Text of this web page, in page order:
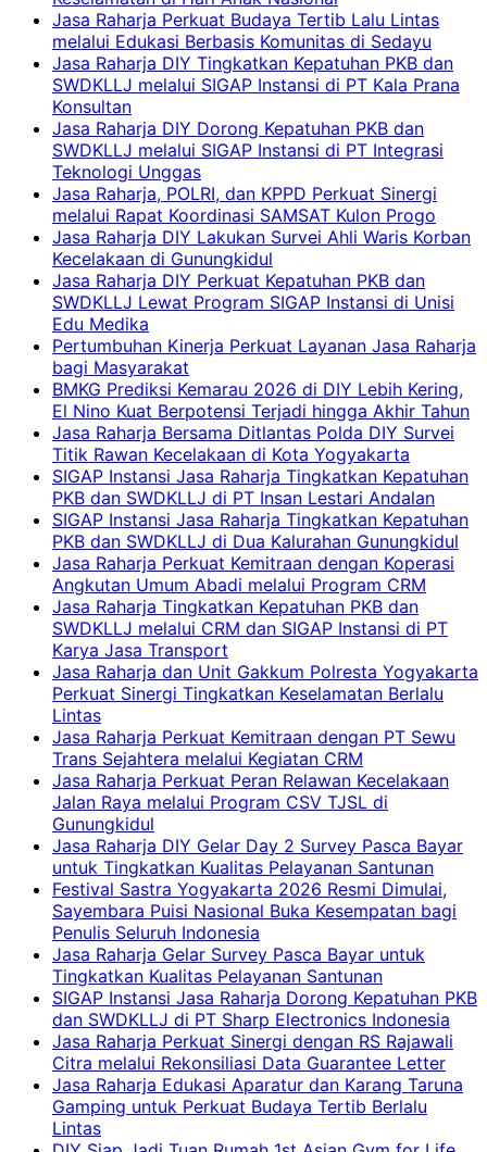
Jasa Raharja Perkuat Budaya Tertib Lalu Lintas
melalui Edukasi Berbasis Komunitas di Sedayu
Jasa Raharja DIY Tingkatkan Kepatuhan PKB dan
SWDKLLJ melalui SIGAP Instansi di PT Kala Prana
Konsultan
Jasa Raharja DIY Dorong Kepatuhan PKB dan
SWDKLLJ melalui SIGAP Instansi di PT Integrasi
Teknologi Unggas
Jasa Raharja, POLRI, dan KPPD Perkuat Sinergi
melalui Rapat Koordinasi SAMSAT Kulon Progo
Jasa Raharja DIY Lakukan Survei Ahli Waris Korban
Kecelakaan di Gunungkidul
Jasa Raharja DIY Perkuat Kepatuhan PKB dan
SWDKLLJ Lewat Program SIGAP Instansi di Unisi
Edu Medika
Pertumbuhan Kinerja Perkuat Layanan Jasa Raharja
bagi Masyarakat
BMKG Prediksi Kemarau 2026 di DIY Lebih Kering,
El Nino Kuat Berpotensi Terjadi hingga Akhir Tahun
Jasa Raharja Bersama Ditlantas Polda DIY Survei
Titik Rawan Kecelakaan di Kota Yogyakarta
SIGAP Instansi Jasa Raharja Tingkatkan Kepatuhan
PKB dan SWDKLLJ di PT Insan Lestari Andalan
SIGAP Instansi Jasa Raharja Tingkatkan Kepatuhan
PKB dan SWDKLLJ di Dua Kalurahan Gunungkidul
Jasa Raharja Perkuat Kemitraan dengan Koperasi
Angkutan Umum Abadi melalui Program CRM
Jasa Raharja Tingkatkan Kepatuhan PKB dan
SWDKLLJ melalui CRM dan SIGAP Instansi di PT
Karya Jasa Transport
Jasa Raharja dan Unit Gakkum Polresta Yogyakarta
Perkuat Sinergi Tingkatkan Keselamatan Berlalu
Lintas
Jasa Raharja Perkuat Kemitraan dengan PT Sewu
Trans Sejahtera melalui Kegiatan CRM
Jasa Raharja Perkuat Peran Relawan Kecelakaan
Jalan Raya melalui Program CSV TJSL di
Gunungkidul
Jasa Raharja DIY Gelar Day 2 Survey Pasca Bayar
untuk Tingkatkan Kualitas Pelayanan Santunan
Festival Sastra Yogyakarta 2026 Resmi Dimulai,
Sayembara Puisi Nasional Buka Kesempatan bagi
Penulis Seluruh Indonesia
Jasa Raharja Gelar Survey Pasca Bayar untuk
Tingkatkan Kualitas Pelayanan Santunan
SIGAP Instansi Jasa Raharja Dorong Kepatuhan PKB
dan SWDKLLJ di PT Sharp Electronics Indonesia
Jasa Raharja Perkuat Sinergi dengan RS Rajawali
Citra melalui Rekonsiliasi Data Guarantee Letter
Jasa Raharja Edukasi Aparatur dan Karang Taruna
Gamping untuk Perkuat Budaya Tertib Berlalu
Lintas